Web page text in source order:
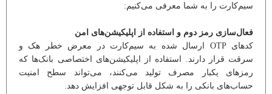
سیم‌کارت را به شما معرفی می‌کنیم:
فعال‌سازی رمز دوم و استفاده از اپلیکیشن‌های امن
کدهای OTP ارسال شده به سیم‌کارت در معرض خطر هک و
سرقت قرار دارند. استفاده از اپلیکیشن‌های اختصاصی بانک‌ها که
رمزهای یکبار مصرف تولید می‌کنند، می‌تواند سطح امنیت
حساب‌های بانکی را به شکل قابل توجهی افزایش دهد.